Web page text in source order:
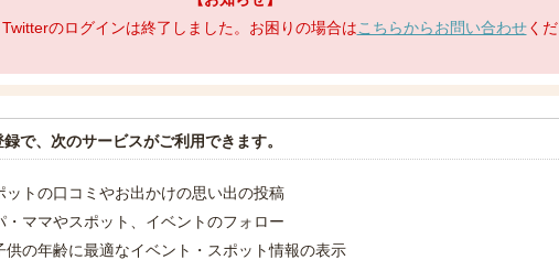
のログインは終了しました。お困りの場合はこちらからお問い合わせくだ
で、次のサービスがご利用できます。
ットの口コミやお出かけの思い出の投稿
・ママやスポット、イベントのフォロー
供の年齢に最適なイベント・スポット情報の表示